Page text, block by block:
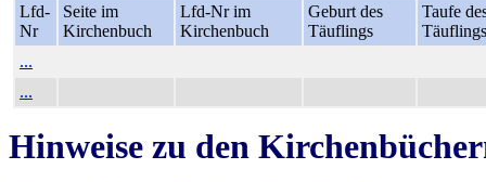
Lfd-
Nr
Seite im
Kirchenbuch
Lfd-Nr im
Kirchenbuch
Geburt des
Täuflings
Taufe
Täuflings
...
...
Hinweise zu den